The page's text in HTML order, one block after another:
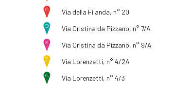
Via della Filanda, n° 20
Via Cristina da Pizzano, n° 7/A
Via Cristina da Pizzano, n° 9/A
Via Lorenzetti, n° 4/2A
Via Lorenzetti, n° 4/3